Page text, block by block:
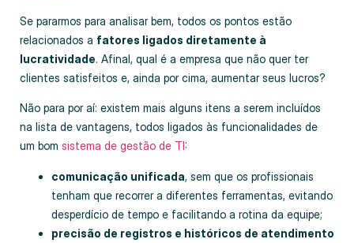
Se pararmos para analisar bem, todos os pontos estão
relacionados a fatores ligados diretamente à
lucratividade. Afinal, qual é a empresa que não quer ter
clientes satisfeitos e, ainda por cima, aumentar seus lucros?
Não para por aí: existem mais alguns itens a serem incluídos
na lista de vantagens, todos ligados às funcionalidades de
um bom sistema de gestão de TI:
comunicação unificada, sem que os profissionais
tenham que recorrer a diferentes ferramentas, evitando
desperdício de tempo e facilitando a rotina da equipe;
precisão de registros e históricos de atendimento